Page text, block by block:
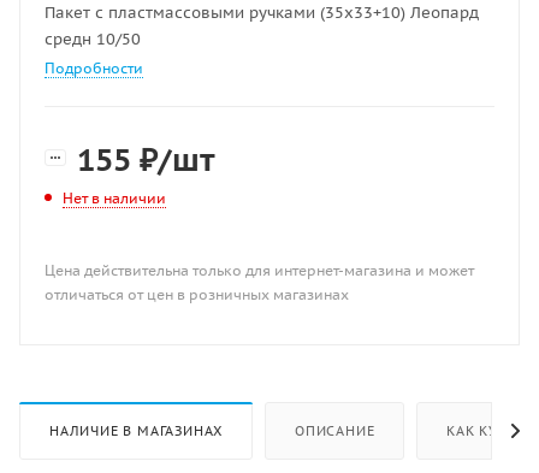
Пакет с пластмассовыми ручками (35х33+10) Леопард
средн 10/50
Подробности
155 ₽/шт
Нет в наличии
Цена действительна только для интернет-магазина и может
отличаться от цен в розничных магазинах
НАЛИЧИЕ В МАГАЗИНАХ ОПИСАНИЕ КАК КУПИТЬ